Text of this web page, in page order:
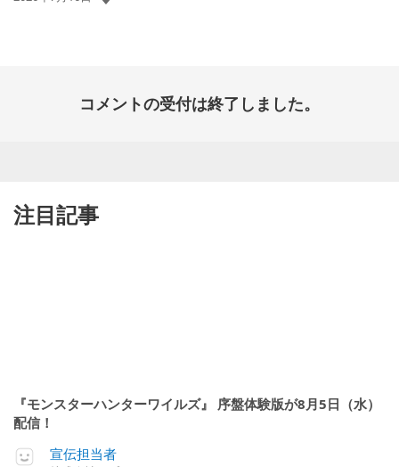
コメントの受付は終了しました。
注目記事
『モンスターハンターワイルズ』 序盤体験版が8月5日（水）
配信！
宣伝担当者